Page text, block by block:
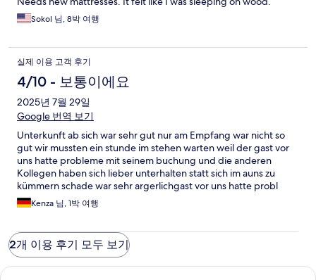
Sokol 님, 8박 여행
실제 이용 고객 후기
4/10 - 보통이에요
2025년 7월 29일
Google 번역 보기
Unterkunft ab sich war sehr gut nur am Empfang war nicht so
gut wir mussten ein stunde im stehen warten weil der gast vor
uns hatte probleme mit seinem buchung und die anderen
Kollegen haben sich lieber unterhalten statt sich im auns zu
kümmern schade war sehr argerlichgast vor uns hatte probl
Kenza 님, 1박 여행
2개 이용 후기 모두 보기